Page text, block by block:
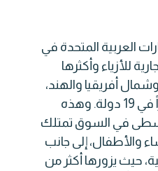
العربية المتحدة في
تجارية للأزياء وأكثرها
أفريقيا والهند،
مع امتلاكها أكثر من 350 متجراً في 19 دولة. وهذه
في السوق تمتلك
والأطفال، إلى جانب
حيث يزورها أكثر من